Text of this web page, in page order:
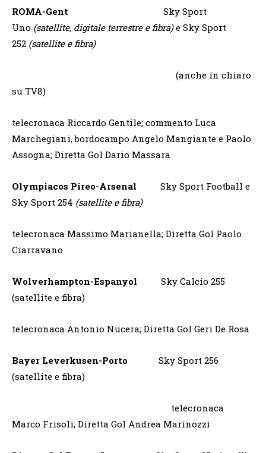
ROMA-Gent Sky Sport
Uno (satellite, digitale terrestre e fibra)e Sky Sport
252 (satellite e fibra)
(anche in chiaro
su TV8)
telecronaca Riccardo Gentile; commento Luca
Marchegiani, bordocampo Angelo Mangiante e Paolo
Assogna; Diretta Gol Dario Massara
Olympiacos Pireo-Arsenal Sky Sport Football e
Sky Sport 254 (satellite e fibra)
telecronaca Massimo Marianella; Diretta Gol Paolo
Ciarravano
Wolverhampton-Espanyol Sky Calcio 255
(satellite e fibra)
telecronaca Antonio Nucera; Diretta Gol Geri De Rosa
Bayer Leverkusen-Porto Sky Sport 256
(satellite e fibra)
telecronaca
Marco Frisoli; Diretta Gol Andrea Marinozzi